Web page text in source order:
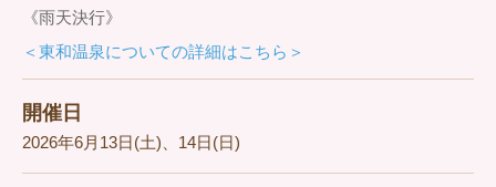
《雨天決行》
＜東和温泉についての詳細はこちら＞
開催日
2026年6月13日(土)、14日(日)